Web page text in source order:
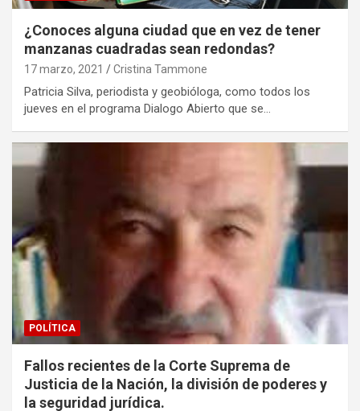
¿Conoces alguna ciudad que en vez de tener
manzanas cuadradas sean redondas?
17 marzo, 2021 Cristina Tammone
Patricia Silva, periodista y geobióloga, como todos los
jueves en el programa Dialogo Abierto que se…
POLÍTICA
Fallos recientes de la Corte Suprema de
Justicia de la Nación, la división de poderes y
la seguridad jurídica.